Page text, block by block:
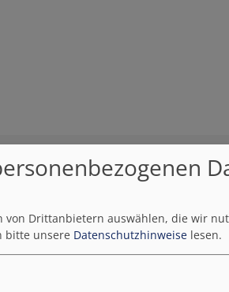
von Drittanbietern auswählen, die wir
bitte unsere Datenschutzhinweise lesen.